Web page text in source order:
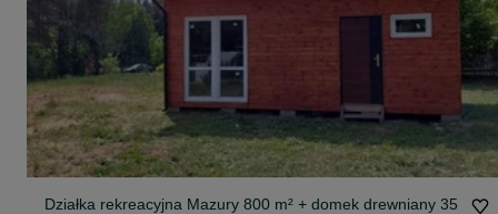
Działka rekreacyjna Mazury 800 m² + domek drewniany 35